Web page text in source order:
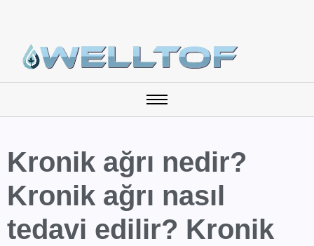
Kronik ağrı nedir?
Kronik ağrı nasıl
tedavi edilir? Kronik